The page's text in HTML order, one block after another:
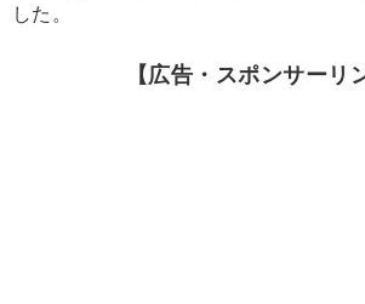
した。
【広告・スポンサーリ